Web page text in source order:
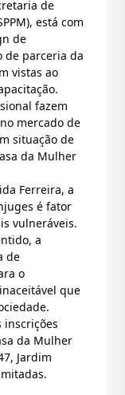
de
está com
de
de parceria da
vistas ao
fazem
mercado de
situação de
da Mulher
Ferreira, a
é fator
vulneráveis.
a
de
o
que
inscrições
da Mulher
Jardim